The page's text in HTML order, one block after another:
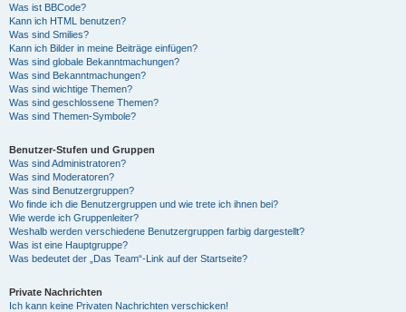
Was ist BBCode?
Kann ich HTML benutzen?
Was sind Smilies?
Kann ich Bilder in meine Beiträge einfügen?
Was sind globale Bekanntmachungen?
Was sind Bekanntmachungen?
Was sind wichtige Themen?
Was sind geschlossene Themen?
Was sind Themen-Symbole?
Benutzer-Stufen und Gruppen
Was sind Administratoren?
Was sind Moderatoren?
Was sind Benutzergruppen?
Wo finde ich die Benutzergruppen und wie trete ich ihnen bei?
Wie werde ich Gruppenleiter?
Weshalb werden verschiedene Benutzergruppen farbig dargestellt?
Was ist eine Hauptgruppe?
Was bedeutet der „Das Team“-Link auf der Startseite?
Private Nachrichten
Ich kann keine Privaten Nachrichten verschicken!